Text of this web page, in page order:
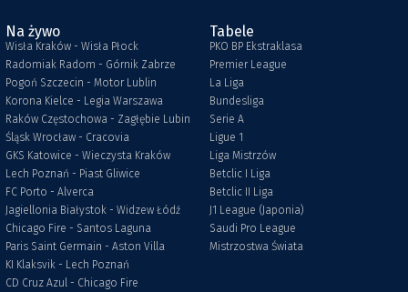
Na żywo
Wisła Kraków - Wisła Płock
Radomiak Radom - Górnik Zabrze
Pogoń Szczecin - Motor Lublin
Korona Kielce - Legia Warszawa
Raków Częstochowa - Zagłębie Lubin
Śląsk Wrocław - Cracovia
GKS Katowice - Wieczysta Kraków
Lech Poznań - Piast Gliwice
FC Porto - Alverca
Jagiellonia Białystok - Widzew Łódź
Chicago Fire - Santos Laguna
Paris Saint Germain - Aston Villa
KI Klaksvik - Lech Poznań
CD Cruz Azul - Chicago Fire
Tabele
PKO BP Ekstraklasa
Premier League
La Liga
Bundesliga
Serie A
Ligue 1
Liga Mistrzów
Betclic I Liga
Betclic II Liga
J1 League (Japonia)
Saudi Pro League
Mistrzostwa Świata